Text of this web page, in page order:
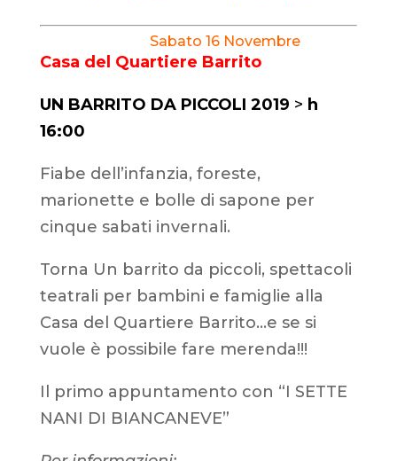
Sabato 16 Novembre
Casa del Quartiere Barrito
UN BARRITO DA PICCOLI 2019 > h
16:00
Fiabe dell’infanzia, foreste,
marionette e bolle di sapone per
cinque sabati invernali.
Torna Un barrito da piccoli, spettacoli
teatrali per bambini e famiglie alla
Casa del Quartiere Barrito…e se si
vuole è possibile fare merenda!!!
Il primo appuntamento con “I SETTE
NANI DI BIANCANEVE”